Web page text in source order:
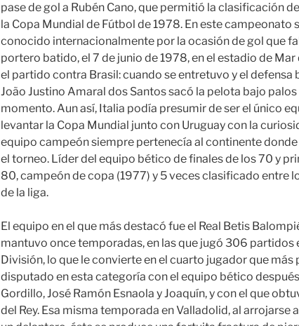
pase de gol a Rubén Cano, que permitió la clasificación
la Copa Mundial de Fútbol de 1978. En este campeonato
conocido internacionalmente por la ocasión de gol que
portero batido, el 7 de junio de 1978, en el estadio de Mar
el partido contra Brasil: cuando se entretuvo y el defensa
João Justino Amaral dos Santos sacó la pelota bajo
momento. Aun así, Italia podía presumir de ser el único
levantar la Copa Mundial junto con Uruguay con la
equipo campeón siempre pertenecía al continente
el torneo. Líder del equipo bético de finales de los 70 y
80, campeón de copa (1977) y 5 veces clasificado entre
de la liga.
El equipo en el que más destacó fue el Real Betis
mantuvo once temporadas, en las que jugó 306 partidos
División, lo que le convierte en el cuarto jugador que más
disputado en esta categoría con el equipo bético
Gordillo, José Ramón Esnaola y Joaquín, y con el que
del Rey. Esa misma temporada en Valladolid, al arrojarse